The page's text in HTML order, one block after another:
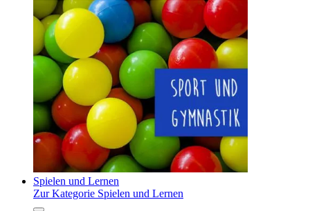
Spielen und Lernen
Zur Kategorie Spielen und Lernen